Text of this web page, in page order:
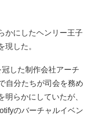
かにしたヘンリー王子
現した。
した制作会社アーチ
自分たちが司会を務め
明らかにしていたが、
のバーチャルイベン